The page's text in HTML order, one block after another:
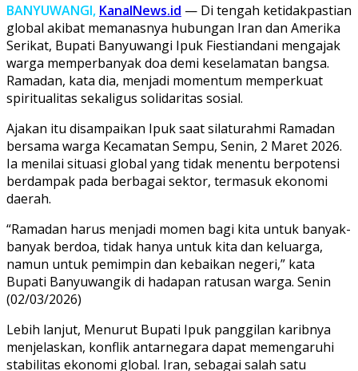
BANYUWANGI, KanalNews.id — Di tengah ketidakpastian
global akibat memanasnya hubungan Iran dan Amerika
Serikat, Bupati Banyuwangi Ipuk Fiestiandani mengajak
warga memperbanyak doa demi keselamatan bangsa.
Ramadan, kata dia, menjadi momentum memperkuat
spiritualitas sekaligus solidaritas sosial.
Ajakan itu disampaikan Ipuk saat silaturahmi Ramadan
bersama warga Kecamatan Sempu, Senin, 2 Maret 2026.
Ia menilai situasi global yang tidak menentu berpotensi
berdampak pada berbagai sektor, termasuk ekonomi
daerah.
“Ramadan harus menjadi momen bagi kita untuk banyak-
banyak berdoa, tidak hanya untuk kita dan keluarga,
namun untuk pemimpin dan kebaikan negeri,” kata
Bupati Banyuwangik di hadapan ratusan warga. Senin
(02/03/2026)
Lebih lanjut, Menurut Bupati Ipuk panggilan karibnya
menjelaskan, konflik antarnegara dapat memengaruhi
stabilitas ekonomi global. Iran, sebagai salah satu